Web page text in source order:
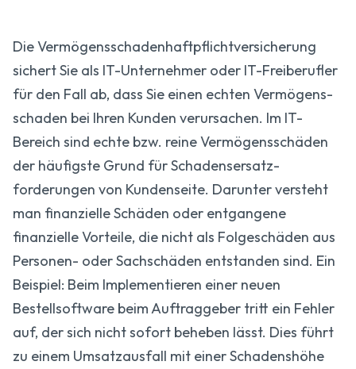
Die Vermögensschaden­haftpflicht­versicherung
sichert Sie als IT-Unternehmer oder IT-Freiberufler
für den Fall ab, dass Sie einen echten Vermögens­
schaden bei Ihren Kunden verursachen. Im IT-
Bereich sind echte bzw. reine Vermögens­schäden
der häufigste Grund für Schadensersatz­
forderungen von Kundenseite. Darunter versteht
man finanzielle Schäden oder entgangene
finanzielle Vorteile, die nicht als Folgeschäden aus
Personen- oder Sachschäden entstanden sind. Ein
Beispiel: Beim Implementieren einer neuen
Bestellsoftware beim Auftraggeber tritt ein Fehler
auf, der sich nicht sofort beheben lässt. Dies führt
zu einem Umsatzausfall mit einer Schadenshöhe